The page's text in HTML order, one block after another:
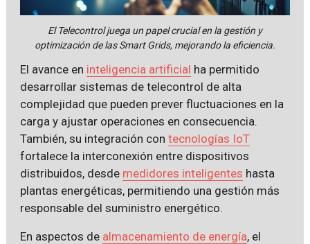
El Telecontrol juega un papel crucial en la gestión y
optimización de las Smart Grids, mejorando la eficiencia.
El avance en inteligencia artificial ha permitido
desarrollar sistemas de telecontrol de alta
complejidad que pueden prever fluctuaciones en la
carga y ajustar operaciones en consecuencia.
También, su integración con tecnologías IoT
fortalece la interconexión entre dispositivos
distribuidos, desde medidores inteligentes hasta
plantas energéticas, permitiendo una gestión más
responsable del suministro energético.
En aspectos de almacenamiento de energía, el